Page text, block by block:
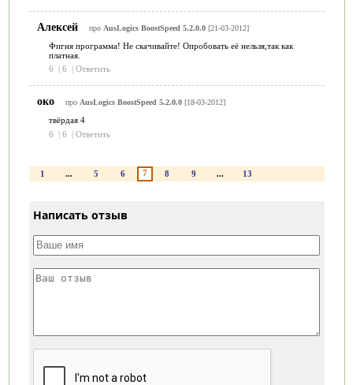
Алексей про AusLogics BoostSpeed 5.2.0.0[21-03-2012]
Фигня программа! Не скачивайте! Опробовать её нельзя,так как
платная.
6
| 6 | Ответить
око про AusLogics BoostSpeed 5.2.0.0[18-03-2012]
твёрдая 4
6
| 6 | Ответить
1 ... 5 6 7 8 9 ... 13
Написать отзыв